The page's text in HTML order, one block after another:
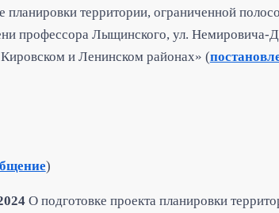
планировки территории, ограниченной
профессора Лыщинского, ул. Немировича-
и Ленинском районах» (
)
О подготовке проекта планировки